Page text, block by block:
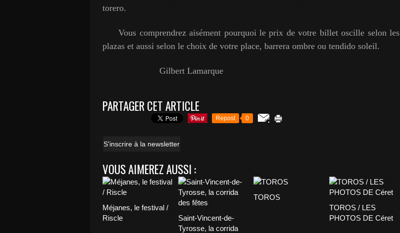
torero.
Vous comprendrez aisément pourquoi le prix de votre billet oscille selon les
plazas et aussi selon le choix de votre place, barrera ombre ou tendido soleil.
Gilbert Lamarque
PARTAGER CET ARTICLE
Repost 0
S'inscrire à la newsletter
VOUS AIMEREZ AUSSI :
Méjanes, le festival /
Riscle
Saint-Vincent-de-
Tyrosse, la corrida
TOROS
TOROS / LES
PHOTOS DE Céret